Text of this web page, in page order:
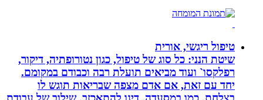
טיפול ריגשי, אורית
שיטת הנני: כל סוג של טיפול, כגון נטורופתיה, דיקור,
רפלקסו` ועוד מביאים תועלת רבה וכבודם במקומם.
יחד עם זאת, אם אדם מצפה שבריאות תוגש לו